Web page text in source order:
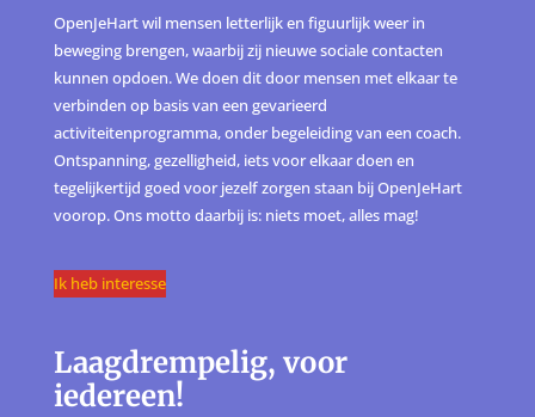
OpenJeHart wil mensen letterlijk en figuurlijk weer in
beweging brengen, waarbij zij nieuwe sociale contacten
kunnen opdoen. We doen dit door mensen met elkaar te
verbinden op basis van een gevarieerd
activiteitenprogramma, onder begeleiding van een coach.
Ontspanning, gezelligheid, iets voor elkaar doen en
tegelijkertijd goed voor jezelf zorgen staan bij OpenJeHart
voorop. Ons motto daarbij is: niets moet, alles mag!
Ik heb interesse
Laagdrempelig, voor
iedereen!